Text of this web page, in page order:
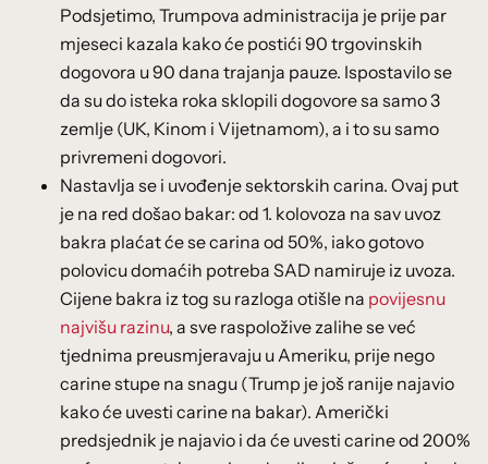
Podsjetimo, Trumpova administracija je prije par
mjeseci kazala kako će postići 90 trgovinskih
dogovora u 90 dana trajanja pauze. Ispostavilo se
da su do isteka roka sklopili dogovore sa samo 3
zemlje (UK, Kinom i Vijetnamom), a i to su samo
privremeni dogovori.
Nastavlja se i uvođenje sektorskih carina. Ovaj put
je na red došao bakar: od 1. kolovoza na sav uvoz
bakra plaćat će se carina od 50%, iako gotovo
polovicu domaćih potreba SAD namiruje iz uvoza.
Cijene bakra iz tog su razloga otišle na povijesnu
najvišu razinu, a sve raspoložive zalihe se već
tjednima preusmjeravaju u Ameriku, prije nego
carine stupe na snagu (Trump je još ranije najavio
kako će uvesti carine na bakar). Američki
predsjednik je najavio i da će uvesti carine od 200%